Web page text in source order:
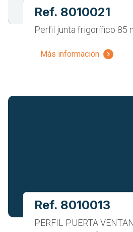
Ref. 8010021
Perfil junta frigorífico 85
Más información
Ref. 8010013
PERFIL PUERTA